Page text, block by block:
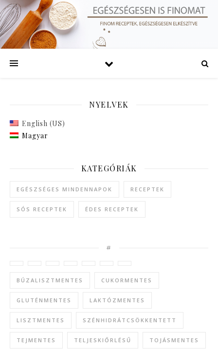
NYELVEK
English (US)
Magyar
KATEGÓRIÁK
EGÉSZSÉGES MINDENNAPOK RECEPTEK
SÓS RECEPTEK ÉDES RECEPTEK
#
BÚZALISZTMENTES CUKORMENTES
GLUTÉNMENTES LAKTÓZMENTES
LISZTMENTES SZÉNHIDRÁTCSÖKKENTETT
TEJMENTES TELJESKIŐRLÉSŰ TOJÁSMENTES